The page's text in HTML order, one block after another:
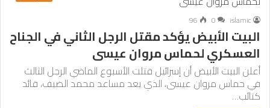
islamic
0
96
البيت الأبيض يؤكد مقتل الرجل الثاني في الجناح
العسكري لحماس مروان عيسى
أعلن البيت الأبيض أن إسرائيل قتلت الأسبوع الماضي الرجل الثالث
في حماس مروان عيسى، الذي يعد مساعد محمد الضيف، قائد
كتائب…